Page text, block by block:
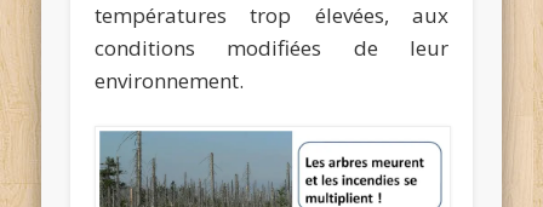
températures trop élevées, aux
conditions modifiées de leur
environnement.